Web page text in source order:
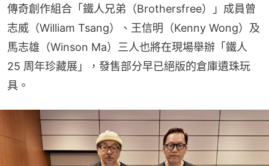
傳奇創作組合「鐵人兄弟（Brothersfree）」成員曾
志威（William Tsang）、王信明（Kenny Wong）及
馬志雄（Winson Ma）三人也將在現場舉辦「鐵人
25 周年珍藏展」，發售部分早已絕版的倉庫遺珠玩
具。